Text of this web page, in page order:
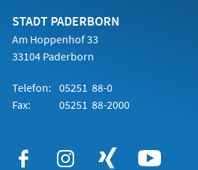
STADT PADERBORN
Am Hoppenhof 33
33104 Paderborn
Telefon: 05251 88-0
Fax:
05251 88-2000